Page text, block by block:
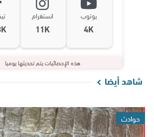
يوتوب
4K
انستغرام
11K
هذه الإحصائيات يتم تحديثها يوميا
شاهد أيضا
حوادث